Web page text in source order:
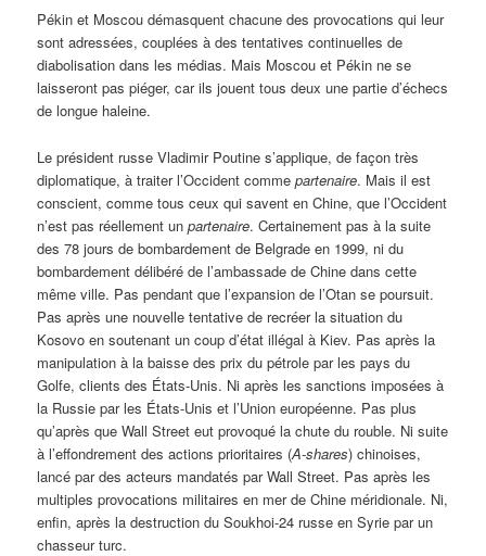
Pékin et Moscou démasquent chacune des provocations qui leur
sont adressées, couplées à des tentatives continuelles de
diabolisation dans les médias. Mais Moscou et Pékin ne se
laisseront pas piéger, car ils jouent tous deux une partie d’échecs
de longue haleine.
Le président russe Vladimir Poutine s’applique, de façon très
diplomatique, à traiter l’Occident commepartenaire. Mais il est
conscient, comme tous ceux qui savent en Chine, que l’Occident
n’est pas réellement unpartenaire. Certainement pas à la suite
des 78 jours de bombardement de Belgrade en 1999, ni du
bombardement délibéré de l’ambassade de Chine dans cette
même ville. Pas pendant que l’expansion de l’Otan se poursuit.
Pas après une nouvelle tentative de recréer la situation du
Kosovo en soutenant un coup d’état illégal à Kiev. Pas après la
manipulation à la baisse des prix du pétrole par les pays du
Golfe, clients des États-Unis. Ni après les sanctions imposées à
la Russie par les États-Unis et l’Union européenne. Pas plus
qu’après que Wall Street eut provoqué la chute du rouble. Ni suite
à l’effondrement des actions prioritaires (A-shares) chinoises,
lancé par des acteurs mandatés par Wall Street. Pas après les
multiples provocations militaires en mer de Chine méridionale. Ni,
enfin, après la destruction du Soukhoi-24 russe en Syrie par un
chasseur turc.